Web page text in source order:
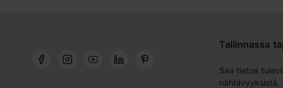
Tallinnassa
Saa tietoa
nähtävyyksistä,